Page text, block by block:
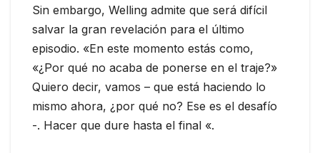
Sin embargo, Welling admite que será difícil
salvar la gran revelación para el último
episodio. «En este momento estás como,
«¿Por qué no acaba de ponerse en el traje?»
Quiero decir, vamos – que está haciendo lo
mismo ahora, ¿por qué no? Ese es el desafío
-. Hacer que dure hasta el final «.